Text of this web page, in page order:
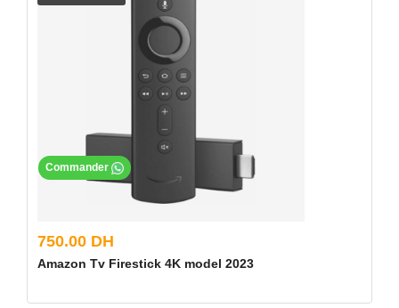
750.00 DH
Amazon Tv Firestick 4K model 2023
Commander